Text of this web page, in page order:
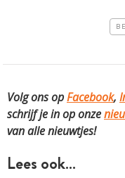
Volg ons opFacebook,
schrijf je in op onze
van alle nieuwtjes!
Lees ook…